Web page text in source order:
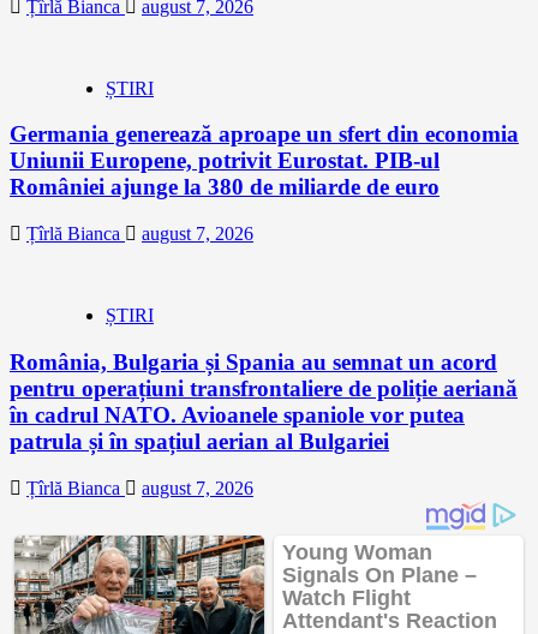
Țîrlă Bianca august 7, 2026
ȘTIRI
Germania generează aproape un sfert din economia
Uniunii Europene, potrivit Eurostat. PIB-ul
României ajunge la 380 de miliarde de euro
Țîrlă Bianca august 7, 2026
ȘTIRI
România, Bulgaria și Spania au semnat un acord
pentru operațiuni transfrontaliere de poliție aeriană
în cadrul NATO. Avioanele spaniole vor putea
patrula și în spațiul aerian al Bulgariei
Țîrlă Bianca august 7, 2026